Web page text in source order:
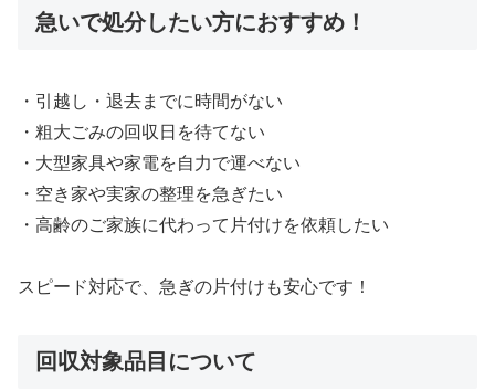
急いで処分したい方におすすめ！
・引越し・退去までに時間がない
・粗大ごみの回収日を待てない
・大型家具や家電を自力で運べない
・空き家や実家の整理を急ぎたい
・高齢のご家族に代わって片付けを依頼したい
スピード対応で、急ぎの片付けも安心です！
回収対象品目について